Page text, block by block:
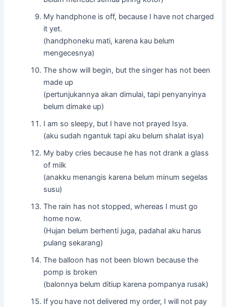
My handphone is off, because I have not charged
it yet.
(handphoneku mati, karena kau belum
mengecesnya)
The show will begin, but the singer has not been
made up
(pertunjukannya akan dimulai, tapi penyanyinya
belum dimake up)
I am so sleepy, but I have not prayed Isya.
(aku sudah ngantuk tapi aku belum shalat isya)
My baby cries because he has not drank a glass
of milk
(anakku menangis karena belum minum segelas
susu)
The rain has not stopped, whereas I must go
home now.
(Hujan belum berhenti juga, padahal aku harus
pulang sekarang)
The balloon has not been blown because the
pomp is broken
(balonnya belum ditiup karena pompanya rusak)
If you have not delivered my order, I will not pay